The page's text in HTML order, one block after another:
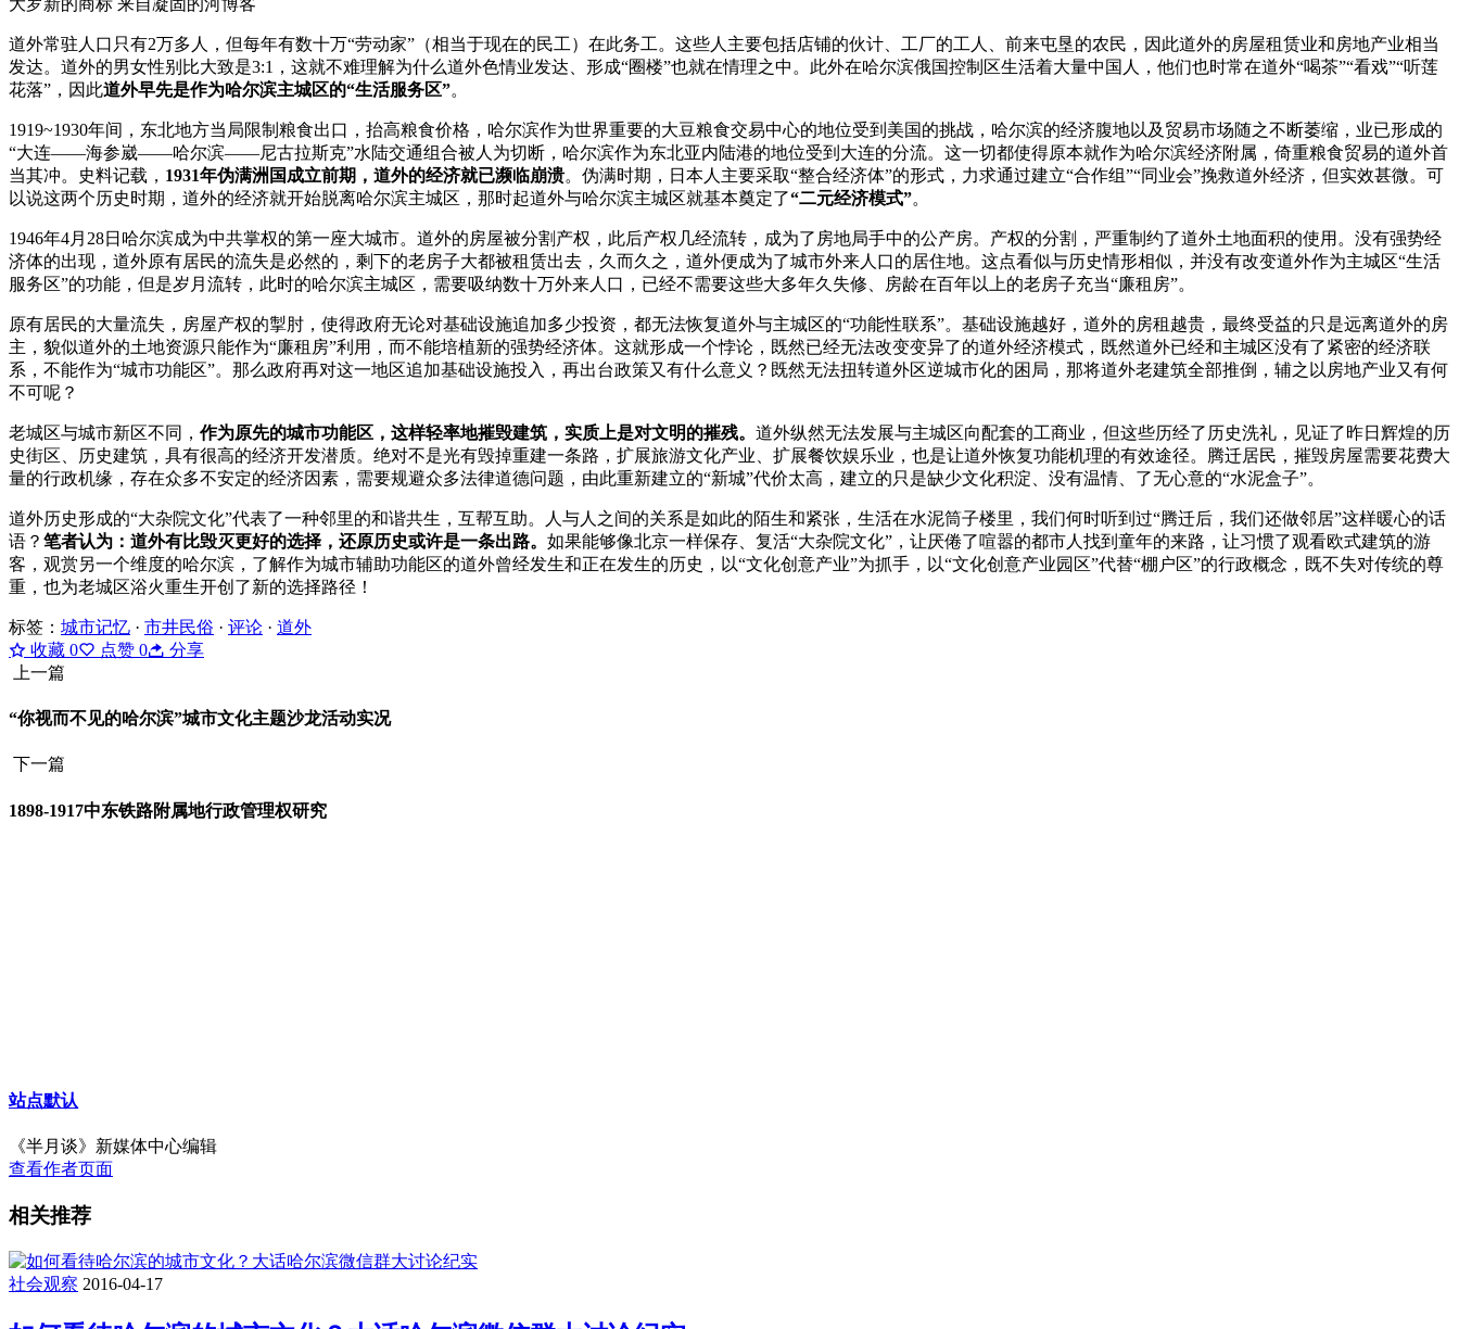
道外常驻人口只有2万多人，但每年有数十万“劳动家”（相当于现在的民工）在此务工。这些人主要包括店铺的伙计、工厂的工人、前来屯垦的农民，因此道外的房屋租赁业和房地产业相当
发达。道外的男女性别比大致是3:1，这就不难理解为什么道外色情业发达、形成“圈楼”也就在情理之中。此外在哈尔滨俄国控制区生活着大量中国人，他们也时常在道外“喝茶”“看戏”“听莲
花落”，因此道外早先是作为哈尔滨主城区的“生活服务区”。
1919~1930年间，东北地方当局限制粮食出口，抬高粮食价格，哈尔滨作为世界重要的大豆粮食交易中心的地位受到美国的挑战，哈尔滨的经济腹地以及贸易市场随之不断萎缩，业已形成的
“大连——海参崴——哈尔滨——尼古拉斯克”水陆交通组合被人为切断，哈尔滨作为东北亚内陆港的地位受到大连的分流。这一切都使得原本就作为哈尔滨经济附属，倚重粮食贸易的道外首
当其冲。史料记载， 1931年伪满洲国成立前期，道外的经济就已濒临崩溃。伪满时期，日本人主要采取“整合经济体”的形式，力求通过建立“合作组”“同业会”挽救道外经济，但实效甚微。可
以说这两个历史时期，道外的经济就开始脱离哈尔滨主城区，那时起道外与哈尔滨主城区就基本奠定了“二元经济模式”。
1946年4月28日哈尔滨成为中共掌权的第一座大城市。道外的房屋被分割产权，此后产权几经流转，成为了房地局手中的公产房。产权的分割，严重制约了道外土地面积的使用。没有强势经
济体的出现，道外原有居民的流失是必然的，剩下的老房子大都被租赁出去，久而久之，道外便成为了城市外来人口的居住地。这点看似与历史情形相似，并没有改变道外作为主城区“生活
服务区”的功能，但是岁月流转，此时的哈尔滨主城区，需要吸纳数十万外来人口，已经不需要这些大多年久失修、房龄在百年以上的老房子充当“廉租房”。
原有居民的大量流失，房屋产权的掣肘，使得政府无论对基础设施追加多少投资，都无法恢复道外与主城区的“功能性联系”。基础设施越好，道外的房租越贵，最终受益的只是远离道外的房
主，貌似道外的土地资源只能作为“廉租房”利用，而不能培植新的强势经济体。这就形成一个悖论，既然已经无法改变变异了的道外经济模式，既然道外已经和主城区没有了紧密的经济联
系，不能作为“城市功能区”。那么政府再对这一地区追加基础设施投入，再出台政策又有什么意义？既然无法扭转道外区逆城市化的困局，那将道外老建筑全部推倒，辅之以房地产业又有何
不可呢？
老城区与城市新区不同， 作为原先的城市功能区，这样轻率地摧毁建筑，实质上是对文明的摧残。 道外纵然无法发展与主城区向配套的工商业，但这些历经了历史洗礼，见证了昨日辉煌的历
史街区、历史建筑，具有很高的经济开发潜质。绝对不是光有毁掉重建一条路，扩展旅游文化产业、扩展餐饮娱乐业，也是让道外恢复功能机理的有效途径。腾迁居民，摧毁房屋需要花费大
量的行政机缘，存在众多不安定的经济因素，需要规避众多法律道德问题，由此重新建立的“新城”代价太高，建立的只是缺少文化积淀、没有温情、了无心意的“水泥盒子”。
道外历史形成的“大杂院文化”代表了一种邻里的和谐共生，互帮互助。人与人之间的关系是如此的陌生和紧张，生活在水泥筒子楼里，我们何时听到过“腾迁后，我们还做邻居”这样暖心的话
语？ 笔者认为：道外有比毁灭更好的选择，还原历史或许是一条出路。 如果能够像北京一样保存、复活“大杂院文化”，让厌倦了喧嚣的都市人找到童年的来路，让习惯了观看欧式建筑的游
客，观赏另一个维度的哈尔滨，了解作为城市辅助功能区的道外曾经发生和正在发生的历史，以“文化创意产业”为抓手，以“文化创意产业园区”代替“棚户区”的行政概念，既不失对传统的尊
重，也为老城区浴火重生开创了新的选择路径！
标签： 城市记忆 · 市井民俗 · 评论 · 道外
收藏 0 点赞 0
分享
上一篇
“你视而不见的哈尔滨”城市文化主题沙龙活动实况
下一篇
1898-1917中东铁路附属地行政管理权研究
站点默认
《半月谈》新媒体中心编辑
查看作者页面
相关推荐
社会观察 2016-04-17